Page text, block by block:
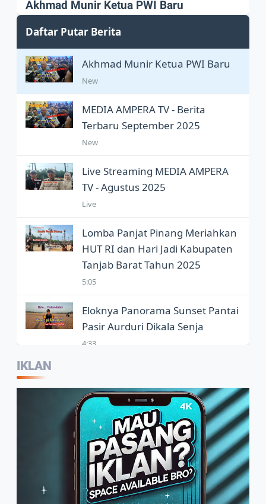
Akhmad Munir Ketua PWI Baru
Akhmad Munir sah Pimpin PWI Pusat
Daftar Putar Berita
Akhmad Munir Ketua PWI Baru
New
MEDIA AMPERA TV - Berita
Terbaru September 2025
New
Live Streaming MEDIA AMPERA
TV - Agustus 2025
Live
Lomba Panjat Pinang Meriahkan
HUT RI dan Hari Jadi Kabupaten
Tanjab Barat Tahun 2025
5:05
Eloknya Panorama Sunset Pantai
Pasir Aurduri Dikala Senja
4:33
Wartawan Jadi Garda Terdepan
Penggunaan Bahasa Indonesia
2:07
Warga Sambut Baik Himbauan
Wali Kota Jambi Melaksanakan
GORO Massal Serentak
4:10
IKLAN